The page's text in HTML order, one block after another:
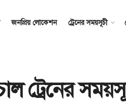
জনপ্রিয় লোকেশন ট্রেনের সময়সূচী
ট্রেনের